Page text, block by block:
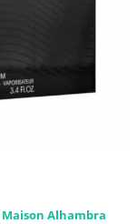
Maison Alhambra